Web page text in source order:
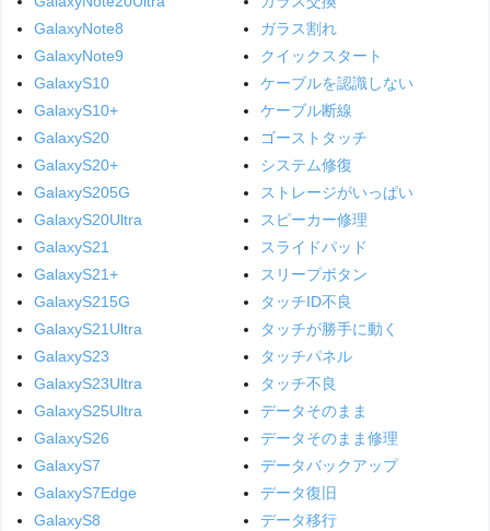
GalaxyNote8
GalaxyNote9
GalaxyS10
GalaxyS10+
GalaxyS20
GalaxyS20+
GalaxyS205G
GalaxyS20Ultra
GalaxyS21
GalaxyS21+
GalaxyS215G
GalaxyS21Ultra
GalaxyS23
GalaxyS23Ultra
GalaxyS25Ultra
GalaxyS26
GalaxyS7
GalaxyS7Edge
GalaxyS8
ガラス割れ
クイックスタート
ケーブルを認識しない
ケーブル断線
ゴーストタッチ
システム修復
ストレージがいっぱい
スピーカー修理
スライドパッド
スリープボタン
タッチID不良
タッチが勝手に動く
タッチパネル
タッチ不良
データそのまま
データそのまま修理
データバックアップ
データ復旧
データ移行